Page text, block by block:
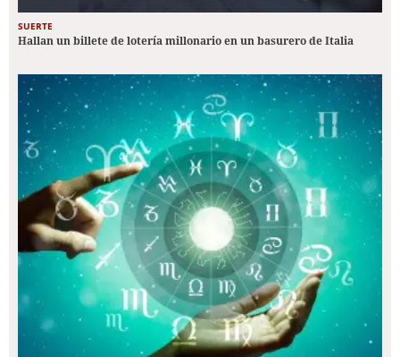
SUERTE
Hallan un billete de lotería millonario en un basurero de Italia